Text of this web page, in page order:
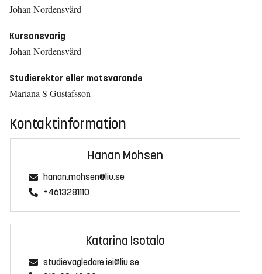
Johan Nordensvärd
Kursansvarig
Johan Nordensvärd
Studierektor eller motsvarande
Mariana S Gustafsson
Kontaktinformation
Hanan Mohsen
hanan.mohsen@liu.se
+4613281110
Katarina Isotalo
studievagledare.iei@liu.se